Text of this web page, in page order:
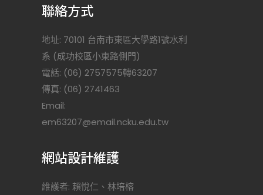
聯絡方式
地址: 70101 台南市東區大學路1號水利
系 (成功校區小東路側門)
電話: (06) 2757575轉63207
傳真: (06) 2741463
Email:
em63207@email.ncku.edu.tw
網站設計維護
維護者: 賴悅仁、林培榕